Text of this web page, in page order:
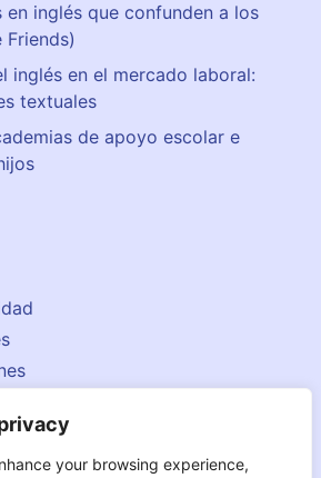
your browsing experience,
en inglés que confunden a los
Friends)
inglés en el mercado laboral:
textuales
de apoyo escolar e